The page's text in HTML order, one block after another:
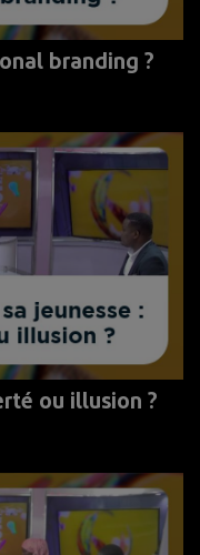
branding ?
ou illusion ?